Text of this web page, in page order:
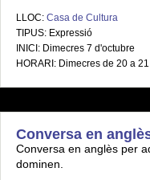
LLOC: Casa de Cultura
TIPUS: Expressió
INICI: Dimecres 7 d'octubre
HORARI: Dimecres de 20 a
Conversa en
Conversa en anglès per
dominen.